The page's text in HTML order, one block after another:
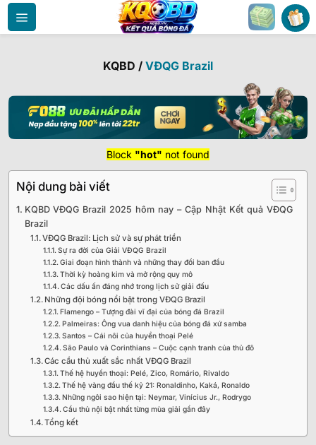
Bỏ
qua
KQBD / VĐQG Brazil
Block "hot" not found
Nội dung bài viết
KQBD VĐQG Brazil 2025 hôm nay – Cập Nhật Kết quả VĐQG
Brazil
VĐQG Brazil: Lịch sử và sự phát triển
Sự ra đời của Giải VĐQG Brazil
Giai đoạn hình thành và những thay đổi ban đầu
Thời kỳ hoàng kim và mở rộng quy mô
Các dấu ấn đáng nhớ trong lịch sử giải đấu
Những đội bóng nổi bật trong VĐQG Brazil
Flamengo – Tượng đài vĩ đại của bóng đá Brazil
Palmeiras: Ông vua danh hiệu của bóng đá xứ samba
Santos – Cái nôi của huyền thoại Pelé
São Paulo và Corinthians – Cuộc cạnh tranh của thủ đô
Các cầu thủ xuất sắc nhất VĐQG Brazil
Thế hệ huyền thoại: Pelé, Zico, Romário, Rivaldo
Thế hệ vàng đầu thế kỷ 21: Ronaldinho, Kaká, Ronaldo
Những ngôi sao hiện tại: Neymar, Vinícius Jr., Rodrygo
Cầu thủ nội bật nhất từng mùa giải gần đây
Tổng kết